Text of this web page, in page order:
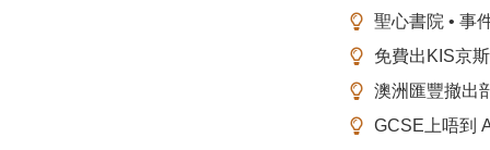
聖心書院 • 事
免費出KIS京
澳洲匯豐撤出
GCSE上唔到